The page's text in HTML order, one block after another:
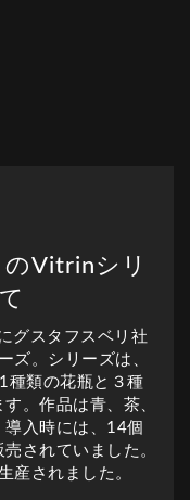
Vitrinシリ
グスタフスベリ社
ズ。シリーズは、
種類の花瓶と３種
。作品は青、茶、
入時には、14個
されていました。
産されました。